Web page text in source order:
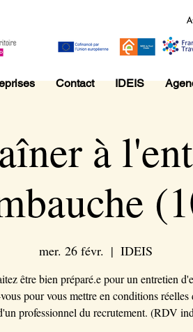
à
mer. 26 févr.
  |
IDEIS
être bien préparé.e pour un entretien
pour vous mettre en conditions réelles
professionnel du recrutement. (RDV
Contact IDEIS